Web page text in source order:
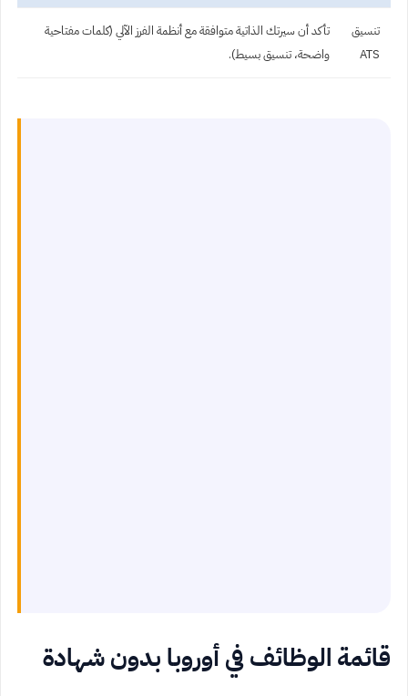
تنسيق
ATS
تأكد أن سيرتك الذاتية متوافقة مع أنظمة الفرز الآلي (كلمات مفتاحية
واضحة، تنسيق بسيط).
قائمة الوظائف في أوروبا بدون شهادة